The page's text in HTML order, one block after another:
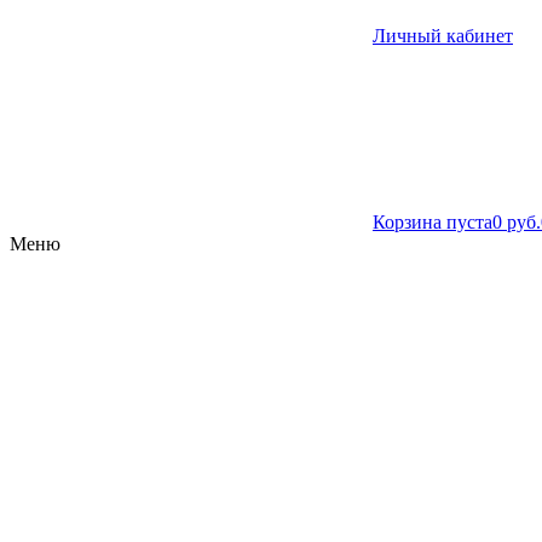
Личный кабинет
Корзина пуста0 руб.
Меню